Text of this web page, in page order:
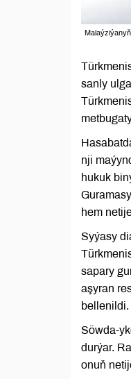
sanly
nji
hukuk
hem
Syýasy
sapary
aşyran
bellenildi.
Söwda-
durýar.
onuň